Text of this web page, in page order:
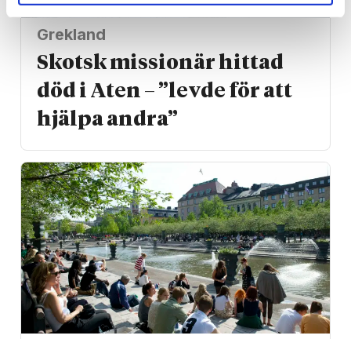
Grekland
Skotsk missionär hittad
död i Aten – ”levde för att
hjälpa andra”